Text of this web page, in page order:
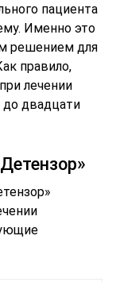
пациента
Именно это
решением для
правило,
лечении
до двадцати